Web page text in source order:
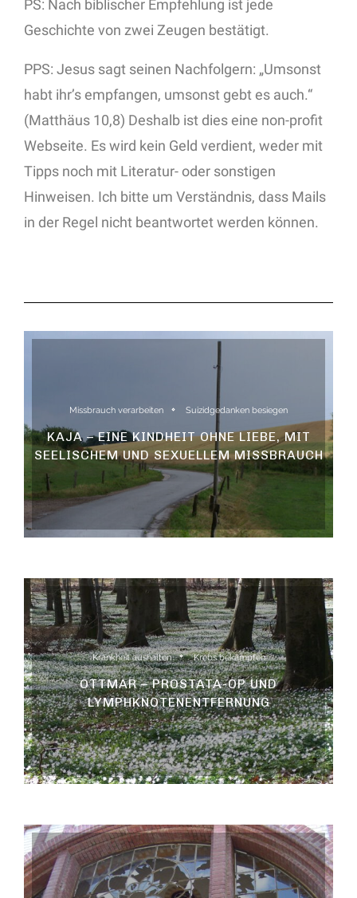
PS: Nach biblischer Empfehlung ist jede
Geschichte von zwei Zeugen bestätigt.
PPS: Jesus sagt seinen Nachfolgern: „Umsonst
habt ihr’s empfangen, umsonst gebt es auch.“
(Matthäus 10,8) Deshalb ist dies eine non-profit
Webseite. Es wird kein Geld verdient, weder mit
Tipps noch mit Literatur- oder sonstigen
Hinweisen. Ich bitte um Verständnis, dass Mails
in der Regel nicht beantwortet werden können.
Missbrauch verarbeiten Suizidgedanken besiegen
KAJA – EINE KINDHEIT OHNE LIEBE, MIT
SEELISCHEM UND SEXUELLEM MISSBRAUCH
Krankheit aushalten Krebs bekämpfen
OTTMAR – PROSTATA-OP UND
LYMPHKNOTENENTFERNUNG